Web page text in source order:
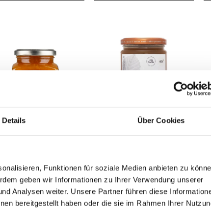
Details Über Cookies
Funktionen für soziale Medien anbieten zu
geben wir Informationen zu Ihrer Verwendung unserer
Analysen weiter. Unsere Partner führen diese
bereitgestellt haben oder die sie im Rahmen Ihrer
Aprikosenkonfitüre
inkl. MwSt. zzgl. Versand
(€ 23.58/kg)
Aprikosenkonfitüre Extra
330g
€6.90 inkl. MwSt. zzgl. Versand
(€ 20.90/kg)